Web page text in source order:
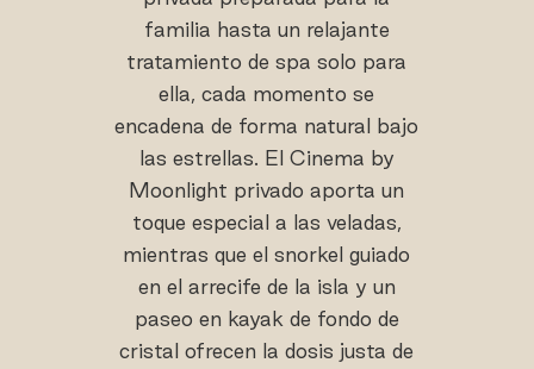
familia hasta un relajante
tratamiento de spa solo para
ella, cada momento se
encadena de forma natural bajo
las estrellas. El Cinema by
Moonlight privado aporta un
toque especial a las veladas,
mientras que el snorkel guiado
en el arrecife de la isla y un
paseo en kayak de fondo de
cristal ofrecen la dosis justa de